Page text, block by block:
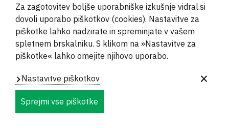
Powered by
Za zagotovitev boljše uporabniške izkušnje vidral.si
dovoli uporabo piškotkov (cookies). Nastavitve za
piškotke lahko nadzirate in spreminjate v vašem
spletnem brskalniku. S klikom na »Nastavitve za
piškotke« lahko omejite njihovo uporabo.
Nastavitve piškotkov
Sprejmi vse piškotke